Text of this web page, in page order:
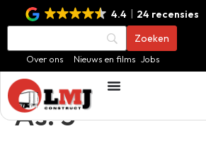
4.4 24 recensies
Over ons Nieuws en films Jobs
As:3